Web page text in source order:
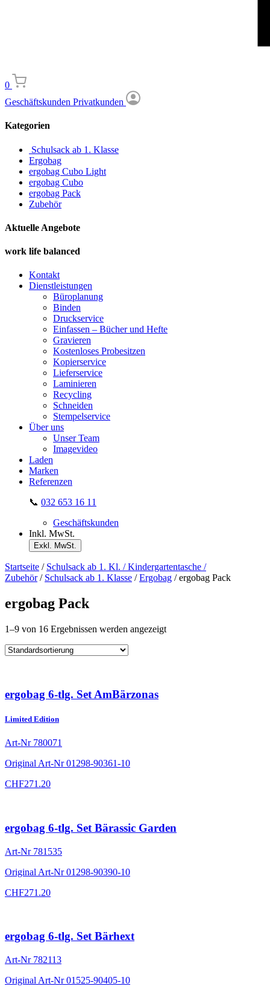
0
Geschäftskunden Privatkunden
Kategorien
Schulsack ab 1. Klasse
Ergobag
ergobag Cubo Light
ergobag Cubo
ergobag Pack
Zubehör
Aktuelle Angebote
work life balanced
Kontakt
Dienstleistungen
Büroplanung
Binden
Druckservice
Einfassen – Bücher und Hefte
Gravieren
Kostenloses Probesitzen
Kopierservice
Lieferservice
Laminieren
Recycling
Schneiden
Stempelservice
Über uns
Unser Team
Imagevideo
Laden
Marken
Referenzen
📞 032 653 16 11
Geschäftskunden
Inkl. MwSt.
Exkl. MwSt.
Startseite / Schulsack ab 1. Kl. / Kindergartentasche /
Zubehör/ Schulsack ab 1. Klasse /Ergobag / ergobag Pack
ergobag Pack
1–9 von 16 Ergebnissen werden angezeigt
ergobag 6-tlg. Set AmBärzonas
Limited Edition
Art-Nr 780071
Original Art-Nr01298-90361-10
CHF271.20
ergobag 6-tlg. Set Bärassic Garden
Art-Nr 781535
Original Art-Nr01298-90390-10
CHF271.20
ergobag 6-tlg. Set Bärhext
Art-Nr 782113
Original Art-Nr01525-90405-10